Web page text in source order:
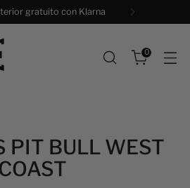
gratuito con Klarna
0
PIT BULL WEST